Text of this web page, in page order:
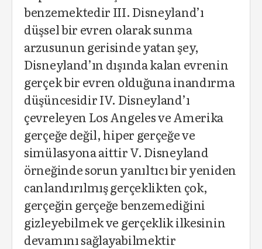
benzemektedir III. Disneyland’ı
düşsel bir evren olarak sunma
arzusunun gerisinde yatan şey,
Disneyland’ın dışında kalan evrenin
gerçek bir evren olduğuna inandırma
düşüncesidir IV. Disneyland’ı
çevreleyen Los Angeles ve Amerika
gerçeğe değil, hiper gerçeğe ve
simülasyona aittir V. Disneyland
örneğinde sorun yanıltıcı bir yeniden
canlandırılmış gerçeklikten çok,
gerçeğin gerçeğe benzemediğini
gizleyebilmek ve gerçeklik ilkesinin
devamını sağlayabilmektir